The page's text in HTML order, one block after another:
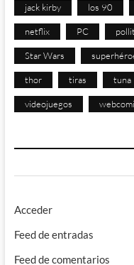
jack kirby los 90
netflix PC
Star Wars
thor tiras tuna
videojuegos
Acceder
Feed de entradas
Feed de comentarios